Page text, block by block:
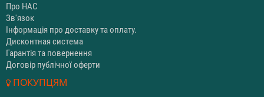
Про НАС
Зв'язок
Інформація про доставку та оплату.
Дисконтная система
Гарантія та повернення
Договір публічної оферти
ПОКУПЦЯМ